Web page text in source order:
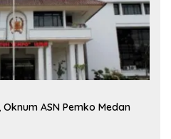
ASN Pemko Medan